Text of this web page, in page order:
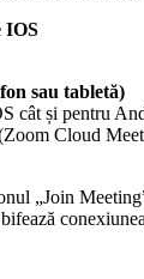
IOS
sau tabletă)
cât și pentru
Cloud
„Join